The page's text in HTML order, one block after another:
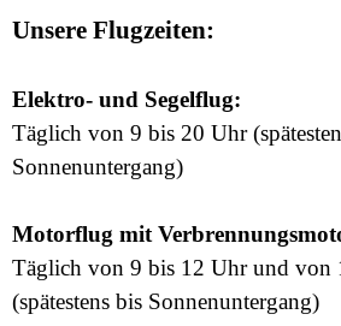
Unsere Flugzeiten:
Elektro- und Segelflug:
Täglich von 9 bis 20 Uhr
Sonnenuntergang)
Motorflug mit
Täglich von 9 bis 12 Uhr und von
(spätestens bis Sonnenuntergang)